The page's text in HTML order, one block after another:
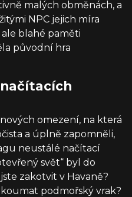
malých obměnách, a
NPC jejich míra
blahé paměti
původní hra
omezení, na která
a úplně zapomněli,
neustálé načítací
svět“ byl do
zakotvit v Havaně?
podmořský vrak?